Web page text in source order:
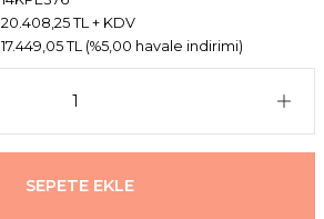
20.408,25 TL + KDV
17.449,05 TL (%5,00 havale indirimi)
SEPETE EKLE